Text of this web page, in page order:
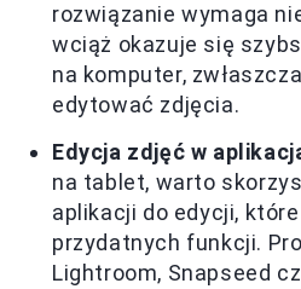
rozwiązanie wymaga
wciąż okazuje się
na komputer,
edytować zdjęcia.
Edycja zdjęć w
na tablet, warto
aplikacji do edycji,
przydatnych funkcji.
Lightroom, Snapseed